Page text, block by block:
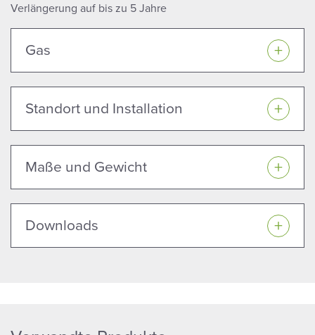
Verlängerung auf bis zu 5 Jahre
Gas
Standort und Installation
Maße und Gewicht
Downloads